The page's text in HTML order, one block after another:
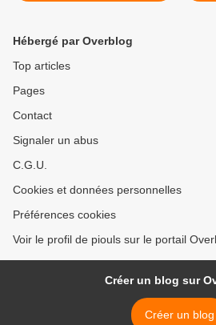
Hébergé par Overblog
Top articles
Pages
Contact
Signaler un abus
C.G.U.
Cookies et données personnelles
Préférences cookies
Voir le profil de piouls sur le portail
Créer un blog sur
Créer un blog